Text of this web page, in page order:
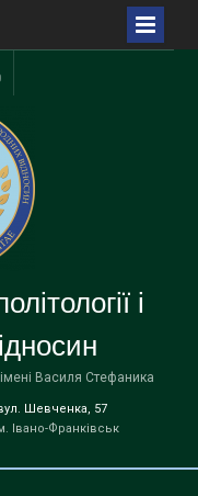
youtube
і
Василя Стефаника
Шевченка, 57
Івано-Франківськ